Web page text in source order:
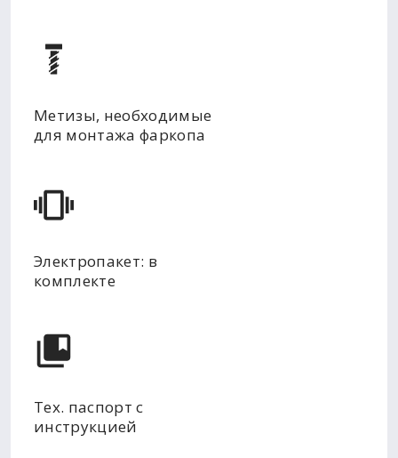
Метизы, необходимые
для монтажа фаркопа
Электропакет: в
комплекте
Тех. паспорт с
инструкцией